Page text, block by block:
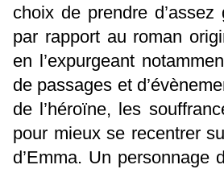
choix de prendre d’assez
par rapport au roman
en l’expurgeant
de passages et
de l’héroïne, les
pour mieux se recentrer
d’Emma. Un personnage